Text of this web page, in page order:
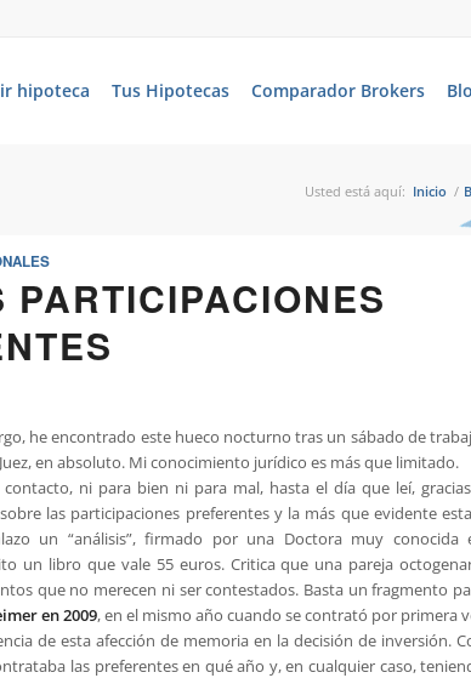
hipoteca Tus Hipotecas Comparador Brokers
Usted está aquí: Inicio /
he encontrado este hueco nocturno tras un sábado de
en absoluto. Mi conocimiento jurídico es más que limitado.
ni para bien ni para mal, hasta el día que leí,
las participaciones preferentes y la más que evidente
un “análisis”, firmado por una Doctora muy conocida
un libro que vale 55 euros. Critica que una pareja
que no merecen ni ser contestados. Basta un fragmento
en 2009, en el mismo año cuando se contrató por primera
de esta afección de memoria en la decisión de inversión.
las preferentes en qué año y, en cualquier caso,